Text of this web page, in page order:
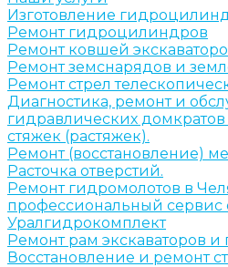
Изготовление
Ремонт гидроцилиндров
Ремонт ковшей
Ремонт земснарядов и
Ремонт стрел
Диагностика, ремонт и
гидравлических
стяжек (растяжек).
Ремонт (восстановление)
Расточка отверстий.
Ремонт гидромолотов в
профессиональный сервис
Уралгидрокомплект
Ремонт рам экскаваторов и
Восстановление и ремонт